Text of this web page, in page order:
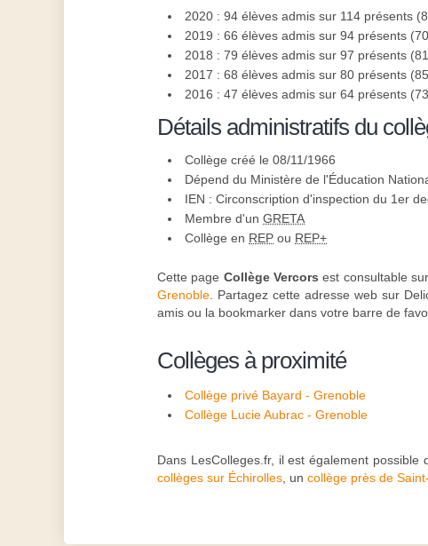
2020 : 94 élèves admis sur 114 présents
2019 : 66 élèves admis sur 94 présents
2018 : 79 élèves admis sur 97 présents
2017 : 68 élèves admis sur 80 présents
2016 : 47 élèves admis sur 64 présents
Détails administratifs du
Collège créé le 08/11/1966
Dépend du Ministère de l'Éducation
IEN : Circonscription d'inspection du 1er
Membre d'un GRETA
Collège en REP ou REP+
Cette page Collège Vercors est consultable
Grenoble . Partagez cette adresse web sur
amis ou la bookmarker dans votre barre de
Collèges à proximité
Collège privé Bayard - Grenoble
Collège Lucie Aubrac - Grenoble
Dans LesColleges.fr, il est également
collèges sur Échirolles , un collège près de